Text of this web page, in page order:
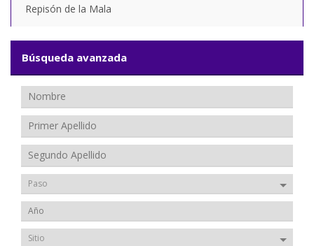
Repisón de la Mala
Búsqueda avanzada
Paso
Sitio